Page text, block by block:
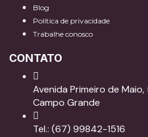
Blog
Política de privacidade
Trabalhe conosco
CONTATO
Avenida Primeiro de
Campo Grande
Tel.: (67) 99842-1516